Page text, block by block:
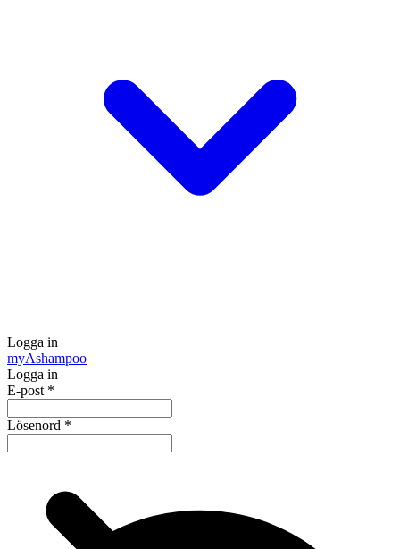
Logga in
myAshampoo
Logga in
E-post *
Lösenord *